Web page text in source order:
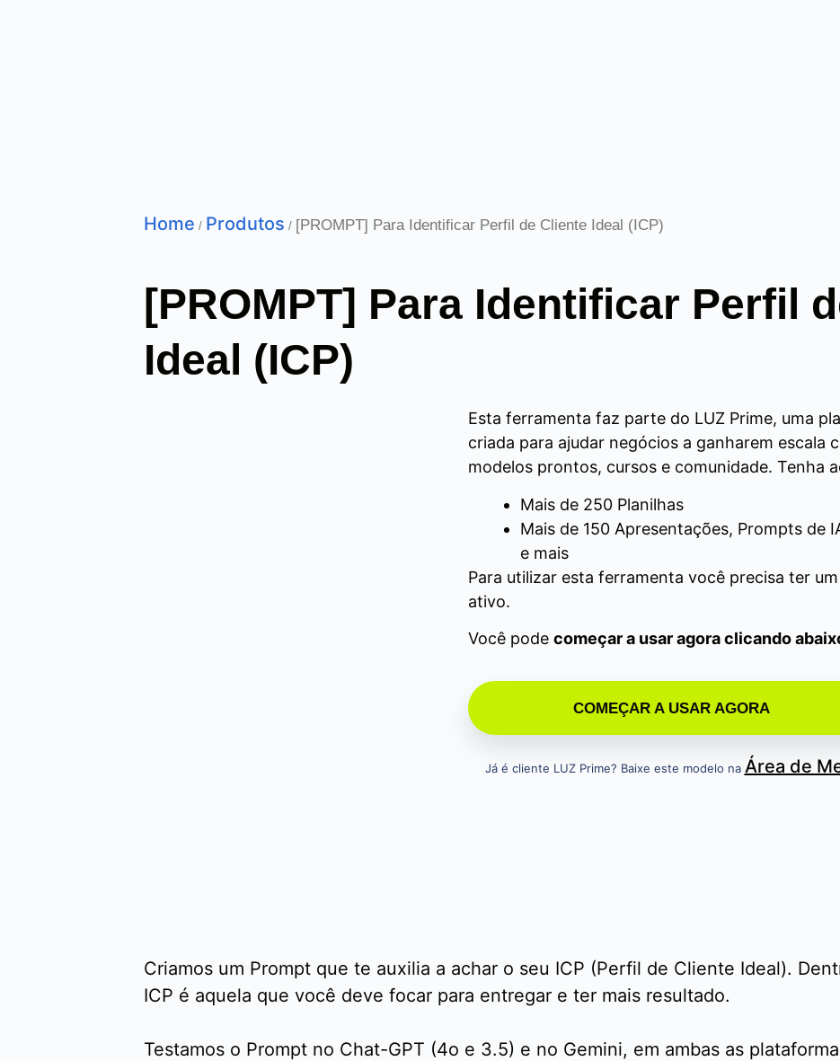
Home / Produtos / [PROMPT] Para Identificar Perfil de Cliente Ideal (ICP)
[PROMPT] Para Identificar Perfil
Ideal (ICP)
Esta ferramenta faz parte do LUZ Prime, uma
criada para ajudar negócios a ganharem escala
modelos prontos, cursos e comunidade. Tenha
Mais de 250 Planilhas
Mais de 150 Apresentações, Prompts de
e mais
Para utilizar esta ferramenta você precisa ter
ativo.
Você podecomeçar a usar agora clicando
COMEÇAR A USAR AGORA
Já é cliente LUZ Prime? Baixe este modelo na Área de
Criamos um Prompt que te auxilia a achar o seu ICP (Perfil de Cliente Ideal).
ICP é aquela que você deve focar para entregar e ter mais resultado.
Testamos o Prompt no Chat-GPT (4o e 3.5) e no Gemini, em ambas as